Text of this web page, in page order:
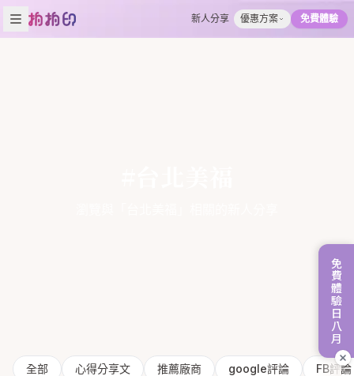
免費體驗日八月
新人分享 優惠方案 免費體驗
全部 心得分享文 推薦廠商 google評論 FB評論